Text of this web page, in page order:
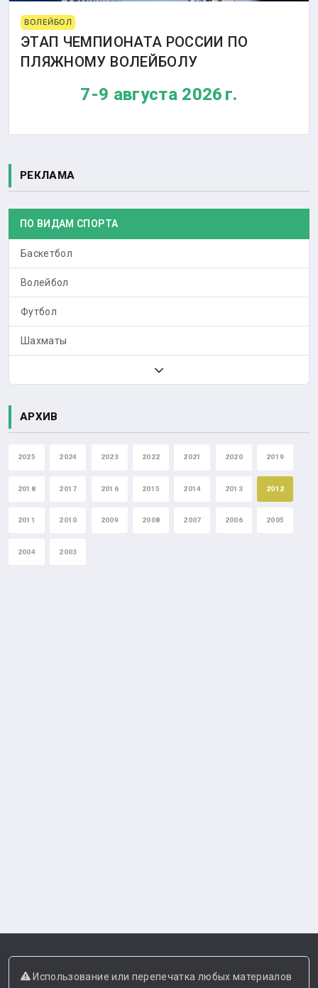
ВОЛЕЙБОЛ
ЭТАП ЧЕМПИОНАТА РОССИИ ПО
ПЛЯЖНОМУ ВОЛЕЙБОЛУ
7-9 августа 2026 г.
РЕКЛАМА
ПО ВИДАМ СПОРТА
Баскетбол
Волейбол
Футбол
Шахматы
АРХИВ
2025 2024 2023 2022 2021 2020 2019
2018 2017 2016 2015 2014 2013 2012
2011 2010 2009 2008 2007 2006 2005
2004 2003
Использование или перепечатка любых материалов